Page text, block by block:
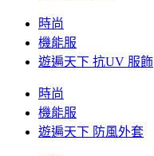
時尚
機能服
遊遍天下 抗UV 服飾
時尚
機能服
遊遍天下 防風外套